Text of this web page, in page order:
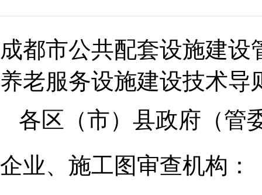
成都市公共配套设施建
养老服务设施建设技术导
各区（市）县政府（管
企业、施工图审查机构 ：